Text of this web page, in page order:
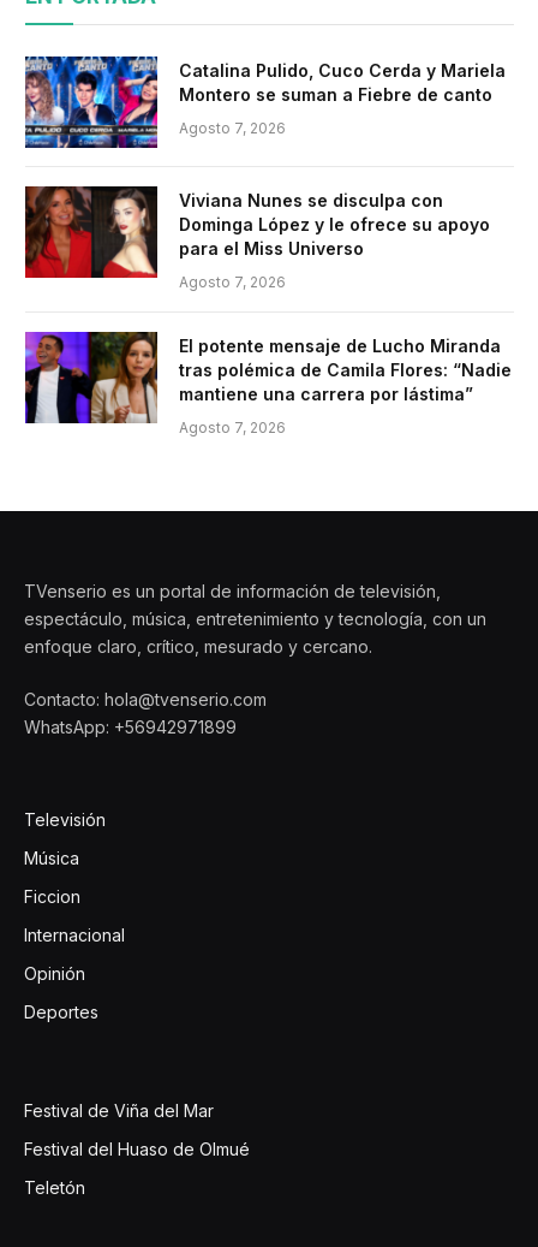
Catalina Pulido, Cuco Cerda y Mariela
Montero se suman a Fiebre de canto
Agosto 7, 2026
Viviana Nunes se disculpa con
Dominga López y le ofrece su apoyo
para el Miss Universo
Agosto 7, 2026
El potente mensaje de Lucho Miranda
tras polémica de Camila Flores: “Nadie
mantiene una carrera por lástima”
Agosto 7, 2026
TVenserio es un portal de información de televisión,
espectáculo, música, entretenimiento y tecnología, con un
enfoque claro, crítico, mesurado y cercano.
Contacto: hola@tvenserio.com
WhatsApp: +56942971899
Televisión
Música
Ficcion
Internacional
Opinión
Deportes
Festival de Viña del Mar
Festival del Huaso de Olmué
Teletón